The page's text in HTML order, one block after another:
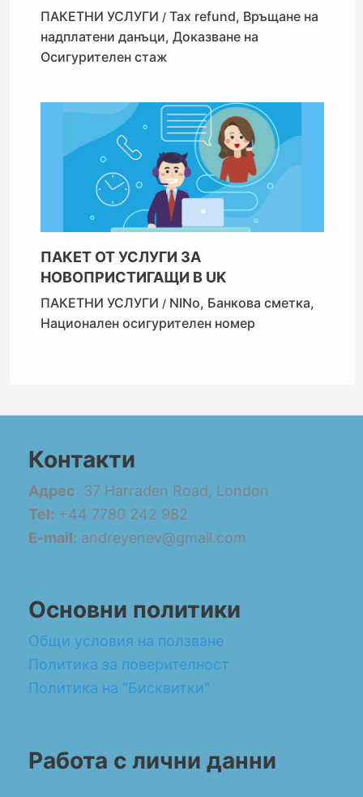
ПАКЕТНИ УСЛУГИ /Tax refund, Връщане на
надплатени данъци,Доказване на
Осигурителен стаж
ПАКЕТ ОТ УСЛУГИ ЗА
НОВОПРИСТИГАЩИ В UK
ПАКЕТНИ УСЛУГИ / NINo, Банкова сметка,
Национален осигурителен номер
Контакти
Адрес: 37 Harraden Road, London
Tel: +44 7780 242 982
E-mail: andreyenev@gmail.com
Основни политики
Общи условия на ползване
Политика за поверителност
Политика на "Бисквитки"
Работа с лични данни